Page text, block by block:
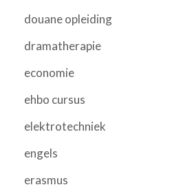
douane opleiding
dramatherapie
economie
ehbo cursus
elektrotechniek
engels
erasmus